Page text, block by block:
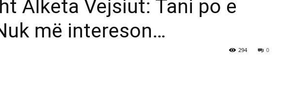
Alketa Vejsiut: Tani po e
më intereson…
0
294